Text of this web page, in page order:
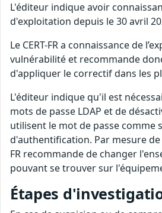
L'éditeur indique avoir
d'exploitation depuis le 30 avril
Le CERT-FR a connaissance de
vulnérabilité et recommande
d'appliquer le correctif dans les
L'éditeur indique qu'il est
mots de passe LDAP et de
utilisent le mot de passe comme
d'authentification. Par mesure de
FR recommande de changer
pouvant se trouver sur
Étapes